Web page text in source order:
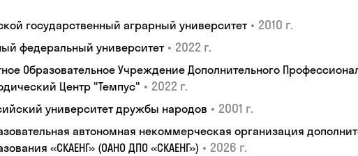
государственный аграрный университет • 2010 г.
федеральный университет • 2022 г.
Образовательное Учреждение Дополнительного
Центр "Темпус" • 2022 г.
университет дружбы народов • 2001 г.
автономная некоммерческая организация
«СКАЕНГ» (ОАНО ДПО «СКАЕНГ») • 2026 г.